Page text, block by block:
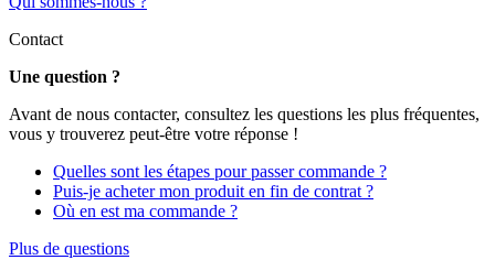
Contact
Une question ?
Avant de nous contacter, consultez les questions les plus fréquentes,
vous y trouverez peut-être votre réponse !
Quelles sont les étapes pour passer commande ?
Puis-je acheter mon produit en fin de contrat ?
Où en est ma commande ?
Plus de questions